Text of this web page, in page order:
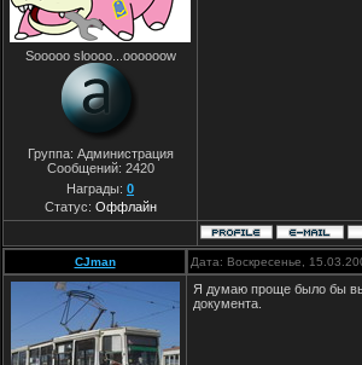
Sooooo sloooo...oooooow
Группа: Администрация
Сообщений: 2420
Награды: 0
Статус: Оффлайн
CJman Дата: Воскресенье,
Я думаю проще было бы
документа.